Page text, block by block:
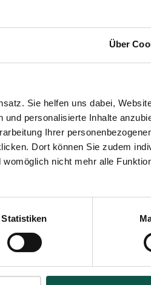
Über
Sie helfen uns dabei,
personalisierte Inhalte
Ihrer
Dort können Sie zudem
nicht mehr alle
Statistiken
und Wartung. Neben den
die Basis der AC- wie DC-
sowie ihren ökologischen
„Unser Schwerpunkt liegt
coneva GmbH. Das Ziel beider
SaaS-Lösungen unterstützt
sowie Data Analytics
AG, einem global führenden